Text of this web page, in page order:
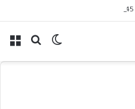
بحث الوضع